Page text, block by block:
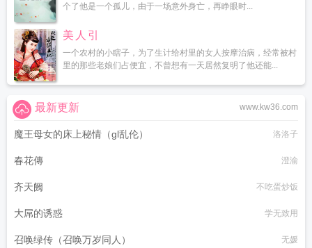
个了他是一个孤儿，由于一场意外身亡，再睁眼时...
美人引
一个农村的小瞎子，为了生计给村里的女人按摩治病，经常被村
里的那些老娘们占便宜，不曾想有一天居然复明了他还能...
www.kw36.com
最新更新
魔王母女的床上秘情（gl乱伦） 洛洛子
春花傳 澄渝
齐天阙 不吃蛋炒饭
大屌的诱惑 学无致用
召唤绿传（召唤万岁同人） 无媛